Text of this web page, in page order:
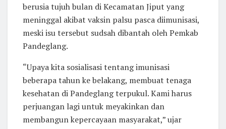
berusia tujuh bulan di Kecamatan Jiput yang
meninggal akibat vaksin palsu pasca diimunisasi,
meski isu tersebut sudsah dibantah oleh Pemkab
Pandeglang.
“Upaya kita sosialisasi tentang imunisasi
beberapa tahun ke belakang, membuat tenaga
kesehatan di Pandeglang terpukul. Kami harus
perjuangan lagi untuk meyakinkan dan
membangun kepercayaan masyarakat,” ujar